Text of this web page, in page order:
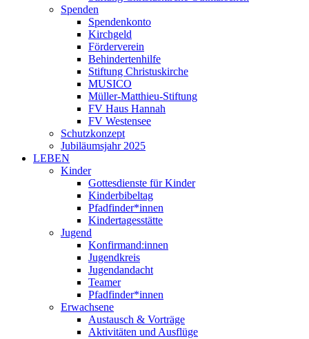
Spenden
Spendenkonto
Kirchgeld
Förderverein
Behindertenhilfe
Stiftung Christuskirche
MUSICO
Müller-Matthieu-Stiftung
FV Haus Hannah
FV Westensee
Schutzkonzept
Jubiläumsjahr 2025
LEBEN
Kinder
Gottesdienste für Kinder
Kinderbibeltag
Pfadfinder*innen
Kindertagesstätte
Jugend
Konfirmand:innen
Jugendkreis
Jugendandacht
Teamer
Pfadfinder*innen
Erwachsene
Austausch & Vorträge
Aktivitäten und Ausflüge